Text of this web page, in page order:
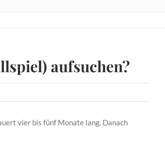
aufsuchen?
vier bis fünf Monate lang. Danach